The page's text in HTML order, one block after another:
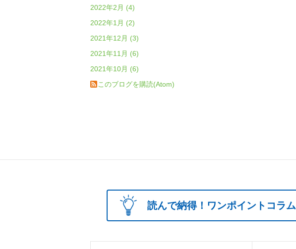
2022年2月 (4)
2022年1月 (2)
2021年12月 (3)
2021年11月 (6)
2021年10月 (6)
このブログを購読(Atom)
読んで納得！ワンポイントコラム